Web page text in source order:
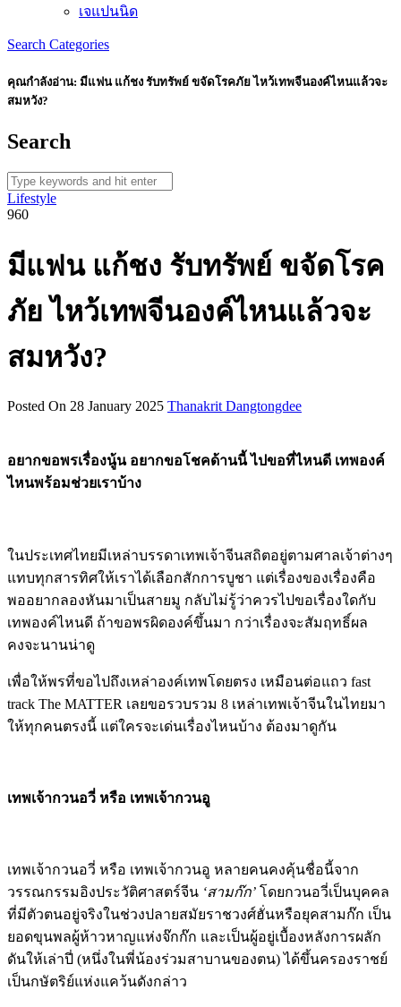
เจแปนนิด
Search Categories
คุณกำลังอ่าน: มีแฟน แก้ชง รับทรัพย์ ขจัดโรคภัย ไหว้เทพจีนองค์ไหนแล้วจะ
สมหวัง?
Search
Lifestyle
960
มีแฟน แก้ชง รับทรัพย์ ขจัดโรค
ภัย ไหว้เทพจีนองค์ไหนแล้วจะ
สมหวัง?
Posted On 28 January 2025 Thanakrit Dangtongdee
อยากขอพรเรื่องนู้น อยากขอโชคด้านนี้ ไปขอที่ไหนดี เทพองค์
ไหนพร้อมช่วยเราบ้าง
ในประเทศไทยมีเหล่าบรรดาเทพเจ้าจีนสถิตอยู่ตามศาลเจ้าต่างๆ
แทบทุกสารทิศให้เราได้เลือกสักการบูชา แต่เรื่องของเรื่องคือ
พออยากลองหันมาเป็นสายมู กลับไม่รู้ว่าควรไปขอเรื่องใดกับ
เทพองค์ไหนดี ถ้าขอพรผิดองค์ขึ้นมา กว่าเรื่องจะสัมฤทธิ์ผล
คงจะนานน่าดู
เพื่อให้พรที่ขอไปถึงเหล่าองค์เทพโดยตรง เหมือนต่อแถว fast
track The MATTER เลยขอรวบรวม 8 เหล่าเทพเจ้าจีนในไทยมา
ให้ทุกคนตรงนี้ แต่ใครจะเด่นเรื่องไหนบ้าง ต้องมาดูกัน
เทพเจ้ากวนอวี่ หรือ เทพเจ้ากวนอู
เทพเจ้ากวนอวี่ หรือ เทพเจ้ากวนอู หลายคนคงคุ้นชื่อนี้จาก
วรรณกรรมอิงประวัติศาสตร์จีน ‘สามก๊ก’ โดยกวนอวี่เป็นบุคคล
ที่มีตัวตนอยู่จริงในช่วงปลายสมัยราชวงศ์ฮั่นหรือยุคสามก๊ก เป็น
ยอดขุนพลผู้ห้าวหาญแห่งจ๊กก๊ก และเป็นผู้อยู่เบื้องหลังการผลัก
ดันให้เล่าปี่ (หนึ่งในพี่น้องร่วมสาบานของตน) ได้ขึ้นครองราชย์
เป็นกษัตริย์แห่งแคว้นดังกล่าว